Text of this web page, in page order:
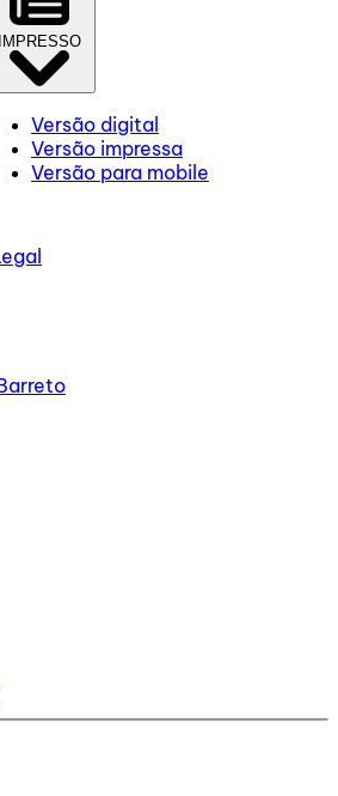
IMPRESSO
Versão digital
Versão impressa
Versão para mobile